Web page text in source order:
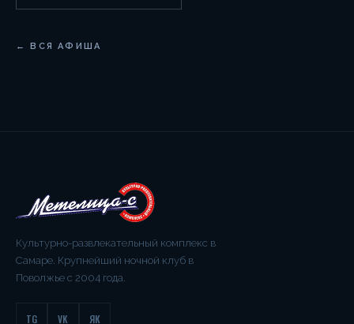
← ВСЯ АФИША
Культурно-развлекательный комплекс в
Самаре. Крупнейший ночной клуб в
Поволжье с 2004 года.
TG VK ЯК